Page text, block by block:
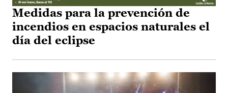
Medidas para la prevención de
incendios en espacios naturales el
día del eclipse